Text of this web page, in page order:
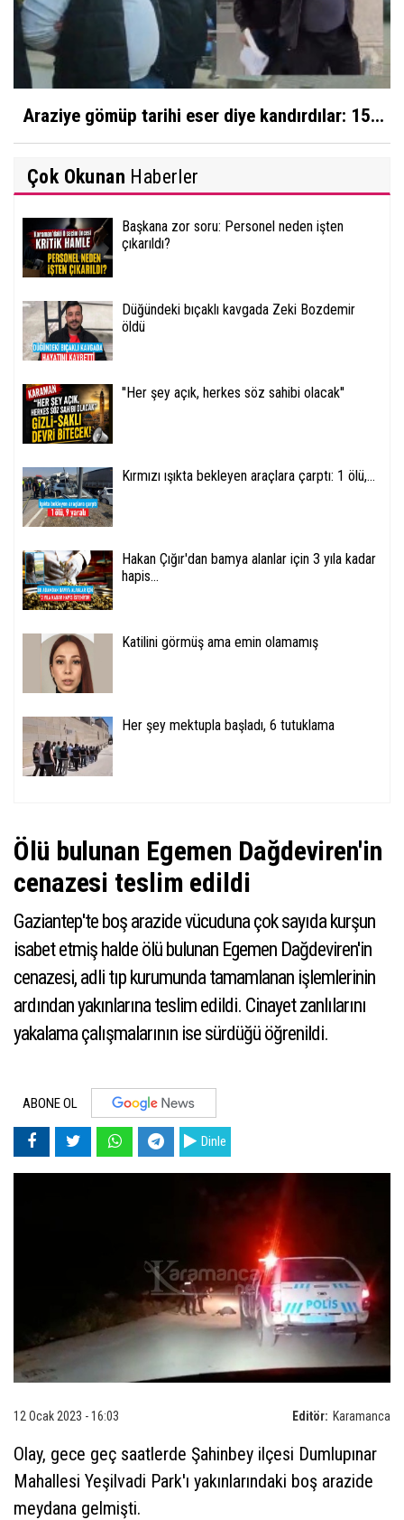
Araziye gömüp tarihi eser diye kandırdılar: 15...
Çok Okunan Haberler
Başkana zor soru: Personel neden işten
çıkarıldı?
Düğündeki bıçaklı kavgada Zeki Bozdemir
öldü
''Her şey açık, herkes söz sahibi olacak''
Kırmızı ışıkta bekleyen araçlara çarptı: 1 ölü,...
Hakan Çığır'dan bamya alanlar için 3 yıla kadar
hapis...
Katilini görmüş ama emin olamamış
Her şey mektupla başladı, 6 tutuklama
Ölü bulunan Egemen Dağdeviren'in
cenazesi teslim edildi
Gaziantep'te boş arazide vücuduna çok sayıda kurşun
isabet etmiş halde ölü bulunan Egemen Dağdeviren'in
cenazesi, adli tıp kurumunda tamamlanan işlemlerinin
ardından yakınlarına teslim edildi. Cinayet zanlılarını
yakalama çalışmalarının ise sürdüğü öğrenildi.
ABONE OL
Dinle
Editör: Karamanca
12 Ocak 2023 - 16:03
Olay, gece geç saatlerde Şahinbey ilçesi Dumlupınar
Mahallesi Yeşilvadi Park'ı yakınlarındaki boş arazide
meydana gelmişti.